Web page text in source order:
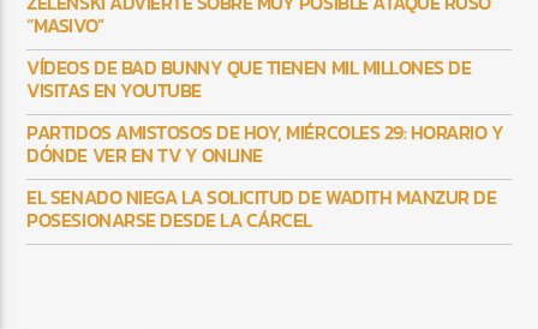
“MASIVO”
VÍDEOS DE BAD BUNNY QUE TIENEN MIL MILLONES DE
VISITAS EN YOUTUBE
PARTIDOS AMISTOSOS DE HOY, MIÉRCOLES 29: HORARIO Y
DÓNDE VER EN TV Y ONLINE
EL SENADO NIEGA LA SOLICITUD DE WADITH MANZUR DE
POSESIONARSE DESDE LA CÁRCEL